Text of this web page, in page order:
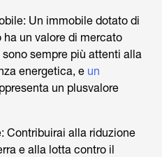
Un immobile dotato di
un valore di mercato
sempre più attenti alla
energetica, e un
un plusvalore
Contribuirai alla riduzione
e alla lotta contro il